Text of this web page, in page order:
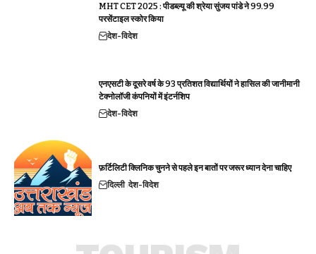
MHT CET 2025 : पीडब्ल्यू की श्रेया सुंजय पांडे ने 99.99
परसेंटाइल स्कोर किया
देश-विदेश
एनएसटी के दूसरे वर्ष के 93 प्रतिशत विद्यार्थियों ने हासिल की जानीमानी
टेक्नोलॉजी कंपनियों में इंटर्नशिप
देश-विदेश
फ़र्टिलिटी क्लिनिक चुनने से पहले इन बातों पर जरूर ध्यान देना चाहिए
दिल्ली देश-विदेश